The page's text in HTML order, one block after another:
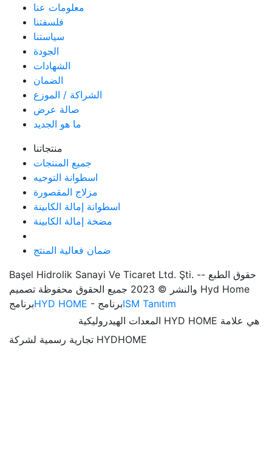
معلومات عنا
فلسفتنا
سياستنا
الجودة
الشهادات
الضمان
الشراكة / الموزع
صالة عرض
ما هو الجديد
منتجاتنا
جميع المنتجات
اسطوانة التوجيه
مزلاج المقصورة
اسطوانة إمالة الكابينة
مضخة إمالة الكابينة
ضمان فعالية المنتج
Başel Hidrolik Sanayi Ve Ticaret Ltd. Şti. -- حقوق الطبع
والنشر © 2023 جميع الحقوق محفوظة تصميم Hyd Home
برنامجHYD HOME - برنامجISM Tanıtım
المعدات الهيدروليكية HYD HOME هي علامة
تجارية رسمية لشركة HYDHOME